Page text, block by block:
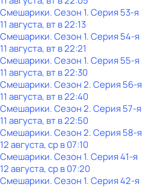
Смешарики. Сезон 1. Серия 53-я
11 августа, вт в 22:13
Смешарики. Сезон 1. Серия 54-я
11 августа, вт в 22:21
Смешарики. Сезон 1. Серия 55-я
11 августа, вт в 22:30
Смешарики. Сезон 2. Серия 56-я
11 августа, вт в 22:40
Смешарики. Сезон 2. Серия 57-я
11 августа, вт в 22:50
Смешарики. Сезон 2. Серия 58-я
12 августа, ср в 07:10
Смешарики. Сезон 1. Серия 41-я
12 августа, ср в 07:20
Смешарики. Сезон 1. Серия 42-я